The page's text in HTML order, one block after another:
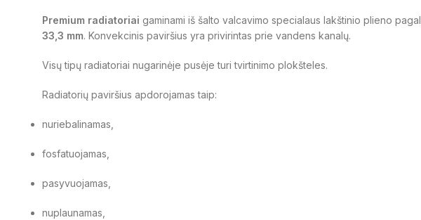
Premium radiatoriai gaminami iš šalto valcavimo specialaus lakštinio plieno pagal
33,3 mm. Konvekcinis paviršius yra privirintas prie vandens kanalų.
Visų tipų radiatoriai nugarinėje pusėje turi tvirtinimo plokšteles.
Radiatorių paviršius apdorojamas taip:
nuriebalinamas,
fosfatuojamas,
pasyvuojamas,
nuplaunamas,